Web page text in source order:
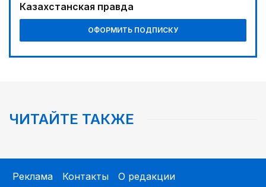
Зарплаты, жилье и меньше отчетов: НПК
представила предложения для медиков
Казахстанская правда
ОФОРМИТЬ ПОДПИСКУ
ЧИТАЙТЕ ТАКЖЕ
Реклама Контакты
О редакции